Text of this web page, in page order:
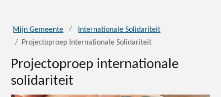
Mijn Gemeente
Internationale Solidariteit
Projectoproep Internationale Solidariteit
Projectoproep internationale
solidariteit